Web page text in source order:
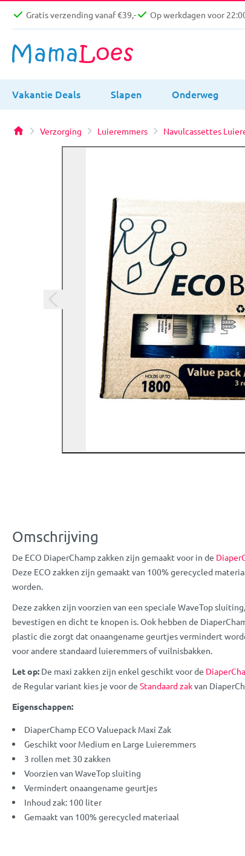
Gratis verzending vanaf €39,- Op werkdagen voor
Vakantie Deals Slapen Onderweg
Verzorging Luieremmers Navulcassettes
Omschrijving
De ECO DiaperChamp zakken zijn gemaakt voor in de
Deze ECO zakken zijn gemaakt van 100% gerecycled
worden.
Deze zakken zijn voorzien van een speciale WaveTop
bevestigen en dicht te knopen is. Ook hebben de
plastic die zorgt dat onaangename geurtjes vermindert
voor andere standaard luieremmers of vuilnisbakken.
Let op: De maxi zakken zijn enkel geschikt voor de
de Regular variant kies je voor de Standaard zakvan
Eigenschappen:
DiaperChamp ECO Valuepack Maxi Zak
Geschikt voor Medium en Large Luieremmers
3 rollen met 30 zakken
Voorzien van WaveTop sluiting
Vermindert onaangename geurtjes
Inhoud zak: 100 liter
Gemaakt van 100% gerecycled materiaal